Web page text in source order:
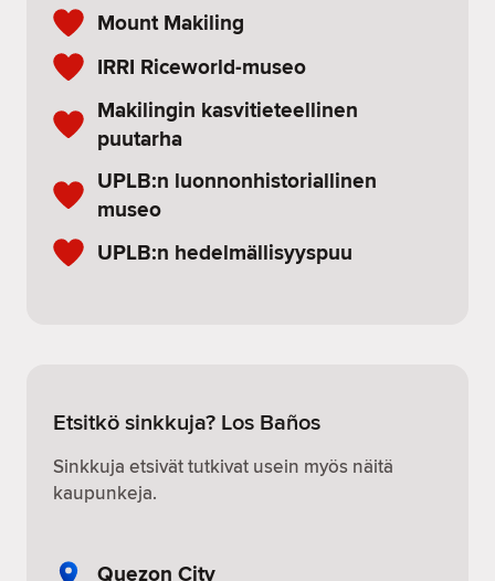
Mount Makiling
IRRI Riceworld-museo
Makilingin kasvitieteellinen
puutarha
UPLB:n luonnonhistoriallinen
museo
UPLB:n hedelmällisyyspuu
Etsitkö sinkkuja? Los Baños
Sinkkuja etsivät tutkivat usein myös näitä
kaupunkeja.
Quezon City